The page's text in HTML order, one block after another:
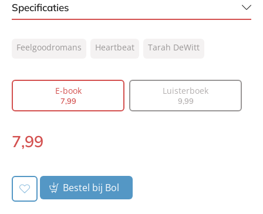
Specificaties
NUR:
302
Auteur(s):
Tarah DeWitt
Crispijn Sleeboom
Aantal pagina's:
Feelgoodromans Heartbeat Tarah DeWitt
E-book
7,99
Luisterboek
9,99
E-
7,99
Bestel bij Bol